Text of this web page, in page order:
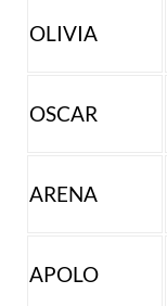
OLIVIA
OSCAR
ARENA
APOLO